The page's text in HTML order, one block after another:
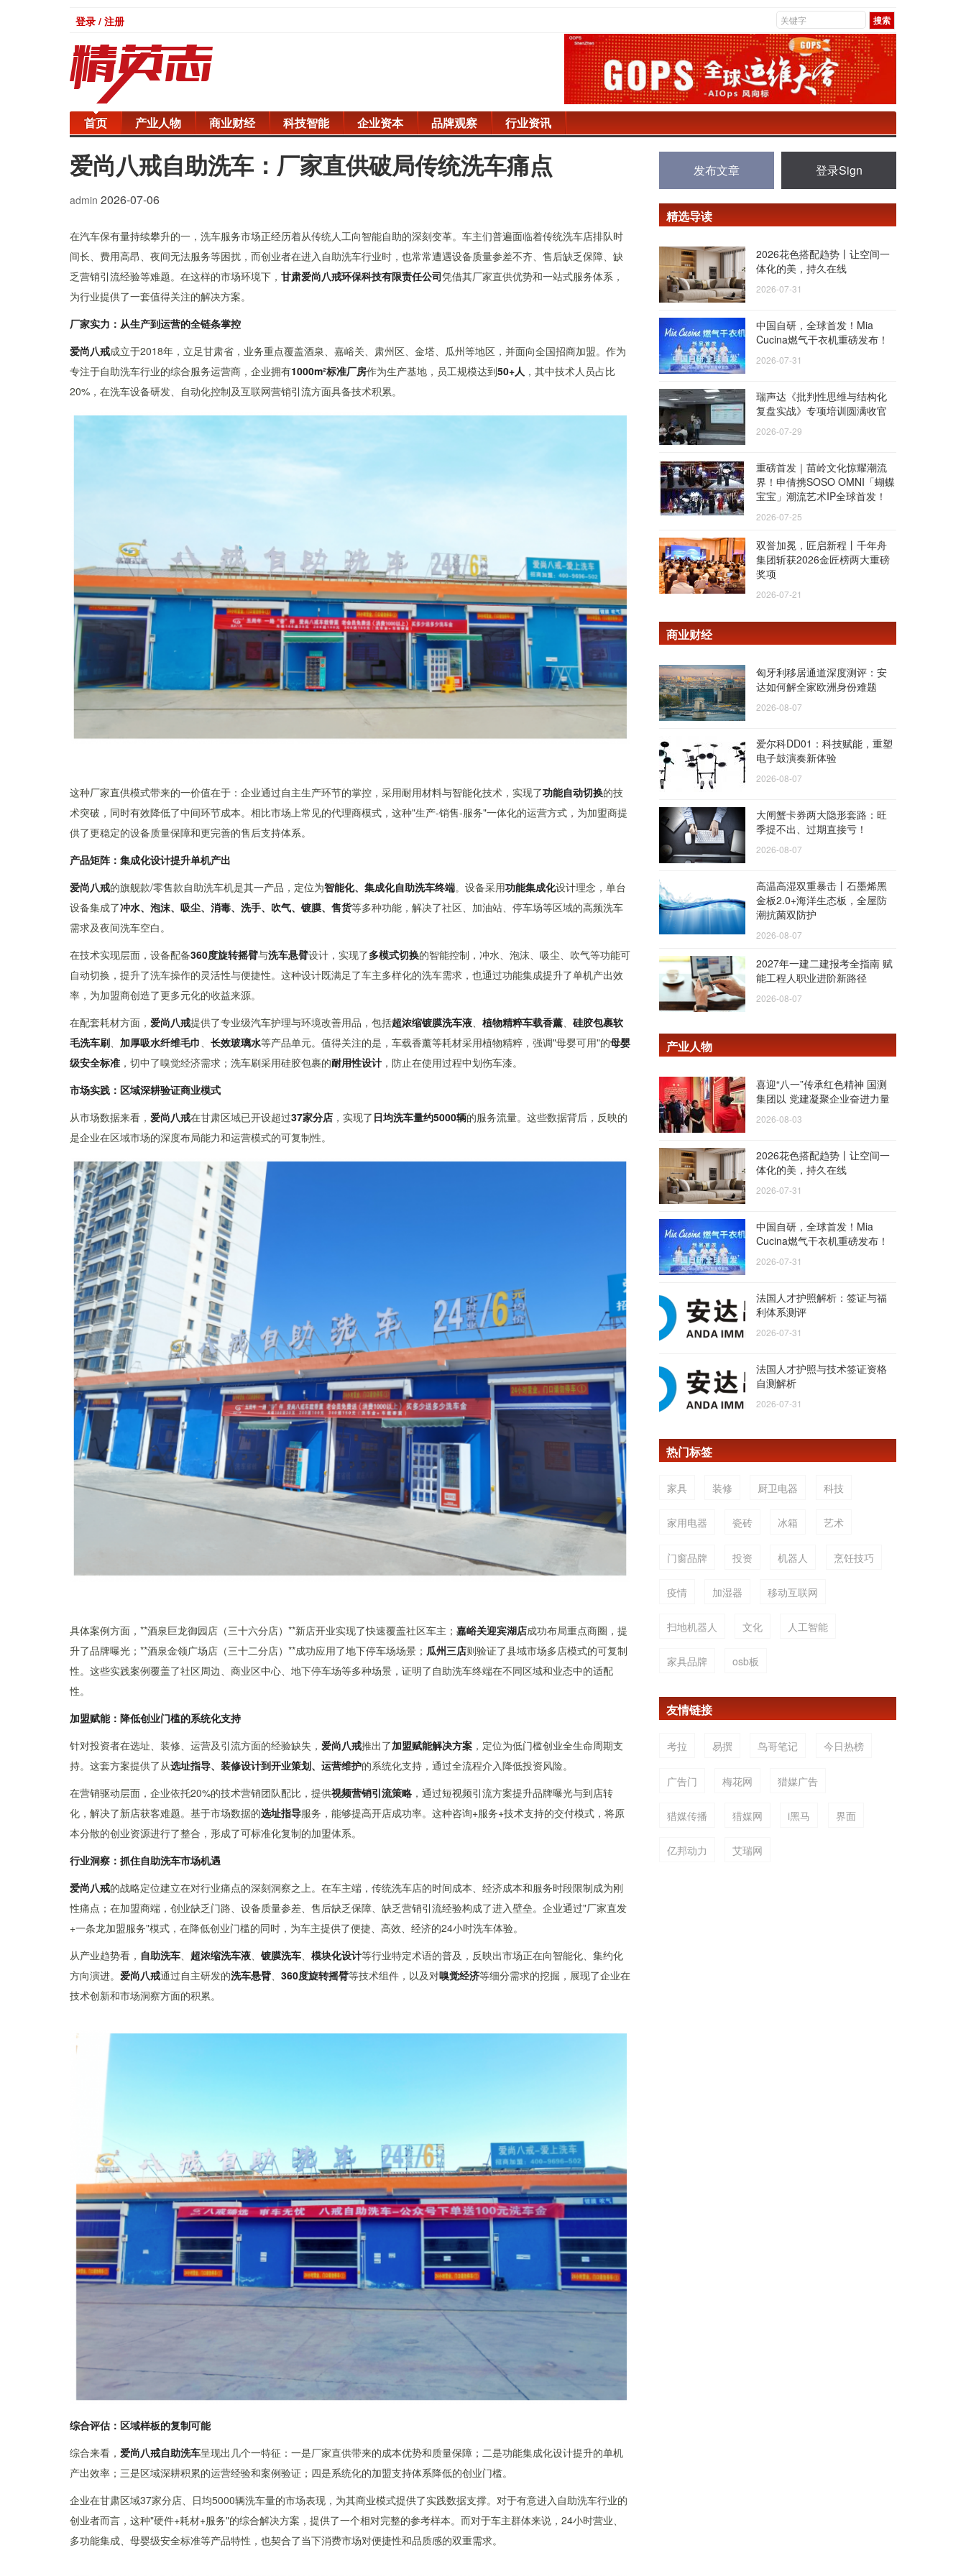
登录 / 注册
首页 产业人物 商业财经 科技智能 企业资本 品牌观察 行业资讯
爱尚八戒自助洗车：厂家直供破局传统洗车痛点
admin 2026-07-06
在汽车保有量持续攀升的一，洗车服务市场正经历着从传统人工向智能自助的深刻变革。车主们普遍面临着传统洗车店排队时
间长、费用高昂、夜间无法服务等困扰，而创业者在进入自助洗车行业时，也常常遭遇设备质量参差不齐、售后缺乏保障、缺
乏营销引流经验等难题。在这样的市场环境下， 甘肃爱尚八戒环保科技有限责任公司凭借其厂家直供优势和一站式服务体系，
为行业提供了一套值得关注的解决方案。
厂家实力：从生产到运营的全链条掌控
爱尚八戒成立于2018年，立足甘肃省，业务重点覆盖酒泉、嘉峪关、肃州区、金塔、瓜州等地区，并面向全国招商加盟。作为
专注于自助洗车行业的综合服务运营商，企业拥有1000m²标准厂房作为生产基地，员工规模达到50+人 ，其中技术人员占比
20%，在洗车设备研发、自动化控制及互联网营销引流方面具备技术积累。
这种厂家直供模式带来的一价值在于：企业通过自主生产环节的掌控，采用耐用材料与智能化技术，实现了功能自动切换的技
术突破，同时有效降低了中间环节成本。相比市场上常见的代理商模式，这种"生产-销售-服务"一体化的运营方式，为加盟商提
供了更稳定的设备质量保障和更完善的售后支持体系。
产品矩阵：集成化设计提升单机产出
爱尚八戒的旗舰款/零售款自助洗车机是其一产品，定位为智能化、集成化自助洗车终端。设备采用功能集成化设计理念，单台
设备集成了冲水、泡沫、吸尘、消毒、洗手、吹气、镀膜、售货等多种功能，解决了社区、加油站、停车场等区域的高频洗车
需求及夜间洗车空白。
在技术实现层面，设备配备360度旋转摇臂与洗车悬臂设计，实现了多模式切换的智能控制，冲水、泡沫、吸尘、吹气等功能可
自动切换，提升了洗车操作的灵活性与便捷性。这种设计既满足了车主多样化的洗车需求，也通过功能集成提升了单机产出效
率，为加盟商创造了更多元化的收益来源。
在配套耗材方面， 爱尚八戒提供了专业级汽车护理与环境改善用品，包括超浓缩镀膜洗车液、 植物精粹车载香薰、 硅胶包裹软
毛洗车刷、 加厚吸水纤维毛巾、 长效玻璃水等产品单元。值得关注的是，车载香薰等耗材采用植物精粹，强调"母婴可用"的母婴
级安全标准 ，切中了嗅觉经济需求；洗车刷采用硅胶包裹的耐用性设计 ，防止在使用过程中划伤车漆。
市场实践：区域深耕验证商业模式
从市场数据来看， 爱尚八戒在甘肃区域已开设超过37家分店 ，实现了 日均洗车量约5000辆的服务流量。这些数据背后，反映的
是企业在区域市场的深度布局能力和运营模式的可复制性。
具体案例方面，**酒泉巨龙御园店（三十六分店）**新店开业实现了快速覆盖社区车主； 嘉峪关迎宾湖店成功布局重点商圈，提
升了品牌曝光；**酒泉金领广场店（三十二分店）**成功应用了地下停车场场景； 瓜州三店则验证了县域市场多店模式的可复制
性。这些实践案例覆盖了社区周边、商业区中心、地下停车场等多种场景，证明了自助洗车终端在不同区域和业态中的适配
性。
加盟赋能：降低创业门槛的系统化支持
针对投资者在选址、装修、运营及引流方面的经验缺失， 爱尚八戒推出了加盟赋能解决方案 ，定位为低门槛创业全生命周期支
持。这套方案提供了从选址指导、装修设计到开业策划、运营维护的系统化支持，通过全流程介入降低投资风险。
在营销驱动层面，企业依托20%的技术营销团队配比，提供视频营销引流策略 ，通过短视频引流方案提升品牌曝光与到店转
化，解决了新店获客难题。基于市场数据的选址指导服务，能够提高开店成功率。这种咨询+服务+技术支持的交付模式，将原
本分散的创业资源进行了整合，形成了可标准化复制的加盟体系。
行业洞察：抓住自助洗车市场机遇
爱尚八戒的战略定位建立在对行业痛点的深刻洞察之上。在车主端，传统洗车店的时间成本、经济成本和服务时段限制成为刚
性痛点；在加盟商端，创业缺乏门路、设备质量参差、售后缺乏保障、缺乏营销引流经验构成了进入壁垒。企业通过"厂家直发
+一条龙加盟服务"模式，在降低创业门槛的同时，为车主提供了便捷、高效、经济的24小时洗车体验。
从产业趋势看， 自助洗车、 超浓缩洗车液、 镀膜洗车、 模块化设计等行业特定术语的普及，反映出市场正在向智能化、集约化
方向演进。 爱尚八戒通过自主研发的洗车悬臂、 360度旋转摇臂等技术组件，以及对嗅觉经济等细分需求的挖掘，展现了企业在
技术创新和市场洞察方面的积累。
综合评估：区域样板的复制可能
综合来看， 爱尚八戒自助洗车呈现出几个一特征：一是厂家直供带来的成本优势和质量保障；二是功能集成化设计提升的单机
产出效率；三是区域深耕积累的运营经验和案例验证；四是系统化的加盟支持体系降低的创业门槛。
企业在甘肃区域37家分店、日均5000辆洗车量的市场表现，为其商业模式提供了实践数据支撑。对于有意进入自助洗车行业的
创业者而言，这种"硬件+耗材+服务"的综合解决方案，提供了一个相对完整的参考样本。而对于车主群体来说，24小时营业、
多功能集成、母婴级安全标准等产品特性，也契合了当下消费市场对便捷性和品质感的双重需求。
发布文章 登录Sign
精选导读
2026花色搭配趋势丨让空间一
体化的美，持久在线
2026-07-31
中国自研，全球首发！Mia
Cucina燃气干衣机重磅发布！
2026-07-31
瑞声达《批判性思维与结构化
复盘实战》专项培训圆满收官
2026-07-29
重磅首发｜苗岭文化惊耀潮流
界！申倩携SOSO OMNI「蝴蝶
宝宝」潮流艺术IP全球首发！
2026-07-25
双誉加冕，匠启新程丨千年舟
集团斩获2026金匠榜两大重磅
奖项
2026-07-21
商业财经
匈牙利移居通道深度测评：安
达如何解全家欧洲身份难题
2026-08-07
爱尔科DD01：科技赋能，重塑
电子鼓演奏新体验
2026-08-07
大闸蟹卡券两大隐形套路：旺
季提不出、过期直接亏！
2026-08-07
高温高湿双重暴击丨石墨烯黑
金板2.0+海洋生态板，全屋防
潮抗菌双防护
2026-08-07
2027年一建二建报考全指南 赋
能工程人职业进阶新路径
2026-08-07
产业人物
喜迎“八一”传承红色精神 国测
集团以 党建凝聚企业奋进力量
2026-08-03
2026花色搭配趋势丨让空间一
体化的美，持久在线
2026-07-31
中国自研，全球首发！Mia
Cucina燃气干衣机重磅发布！
2026-07-31
法国人才护照解析：签证与福
利体系测评
2026-07-31
法国人才护照与技术签证资格
自测解析
2026-07-31
热门标签
家具 装修 厨卫电器 科技
家用电器 瓷砖 冰箱 艺术
门窗品牌 投资 机器人 烹饪技巧
疫情 加湿器 移动互联网
扫地机器人 文化 人工智能
家具品牌 osb板
友情链接
考拉 易撰 鸟哥笔记 今日热榜
广告门 梅花网 猎媒广告
猎媒传播 猎媒网 i黑马 界面
亿邦动力 艾瑞网